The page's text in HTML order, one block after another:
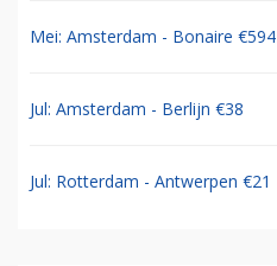
Mei: Amsterdam - Bonaire €594
Jul: Amsterdam - Berlijn €38
Jul: Rotterdam - Antwerpen €21